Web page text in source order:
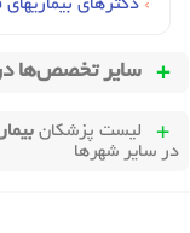
› دکترهای
سایر تخصص‌ها
لیست پزشکان
در سایر شهرها